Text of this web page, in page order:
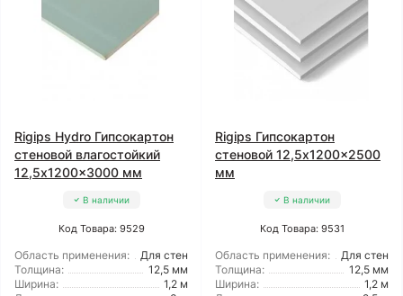
Rigips Hydro Гипсокартон
стеновой влагостойкий
12,5x1200x3000 мм
В наличии
Код Товара: 9529
Область применения:
Для стен
Толщина:
12,5 мм
Ширина:
1,2 м
Rigips Гипсокартон
стеновой 12,5x1200x2500
мм
В наличии
Код Товара: 9531
Область применения:
Для стен
Толщина:
12,5 мм
Ширина:
1,2 м